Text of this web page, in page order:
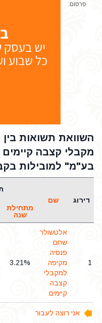
פרסום:
השוואת תשואות
מקבלי קצבה
בע"מ" למובילות
דירוג שם
מתחילת
שנה
1
אלטשולר
שחם
פנסיה
מקיפה
למקבלי
קצבה
קיימים
3.21%
אני רוצה לעבור